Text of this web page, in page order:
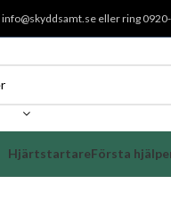
info@skyddsamt.se eller ring
HjärtstartareFörsta